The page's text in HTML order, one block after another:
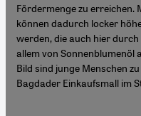
Fördermenge zu erreichen.
können dadurch locker
werden, die auch hier
allem von Sonnenblumenöl
Bild sind junge Menschen
Bagdader Einkaufsmall im